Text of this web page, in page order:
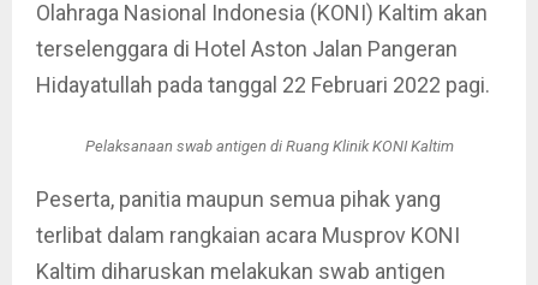
Olahraga Nasional Indonesia (KONI) Kaltim akan
terselenggara di Hotel Aston Jalan Pangeran
Hidayatullah pada tanggal 22 Februari 2022 pagi.
Pelaksanaan swab antigen di Ruang Klinik KONI Kaltim
Peserta, panitia maupun semua pihak yang
terlibat dalam rangkaian acara Musprov KONI
Kaltim diharuskan melakukan swab antigen